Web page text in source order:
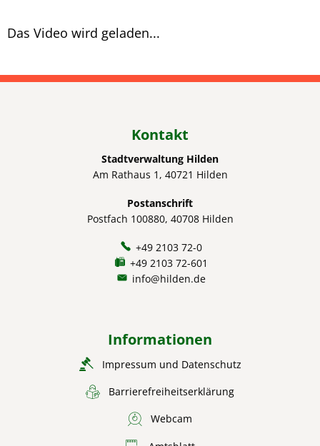
Das Video wird geladen...
Kontakt
Stadtverwaltung Hilden
Am Rathaus 1, 40721 Hilden
Postanschrift
Postfach 100880, 40708 Hilden
+49 2103 72-0
+49 2103 72-601
info@hilden.de
Informationen
Impressum und Datenschutz
Barrierefreiheitserklärung
Webcam